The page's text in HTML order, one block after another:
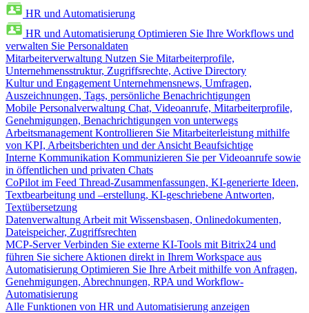
HR und Automatisierung
HR und Automatisierung Optimieren Sie Ihre Workflows und
verwalten Sie Personaldaten
Mitarbeiterverwaltung Nutzen Sie Mitarbeiterprofile,
Unternehmensstruktur, Zugriffsrechte, Active Directory
Kultur und Engagement Unternehmensnews, Umfragen,
Auszeichnungen, Tags, persönliche Benachrichtigungen
Mobile Personalverwaltung Chat, Videoanrufe, Mitarbeiterprofile,
Genehmigungen, Benachrichtigungen von unterwegs
Arbeitsmanagement Kontrollieren Sie Mitarbeiterleistung mithilfe
von KPI, Arbeitsberichten und der Ansicht Beaufsichtige
Interne Kommunikation Kommunizieren Sie per Videoanrufe sowie
in öffentlichen und privaten Chats
CoPilot im Feed Thread-Zusammenfassungen, KI-generierte Ideen,
Textbearbeitung und –erstellung, KI-geschriebene Antworten,
Textübersetzung
Datenverwaltung Arbeit mit Wissensbasen, Onlinedokumenten,
Dateispeicher, Zugriffsrechten
MCP-Server Verbinden Sie externe KI-Tools mit Bitrix24 und
führen Sie sichere Aktionen direkt in Ihrem Workspace aus
Automatisierung Optimieren Sie Ihre Arbeit mithilfe von Anfragen,
Genehmigungen, Abrechnungen, RPA und Workflow-
Automatisierung
Alle Funktionen von HR und Automatisierung anzeigen